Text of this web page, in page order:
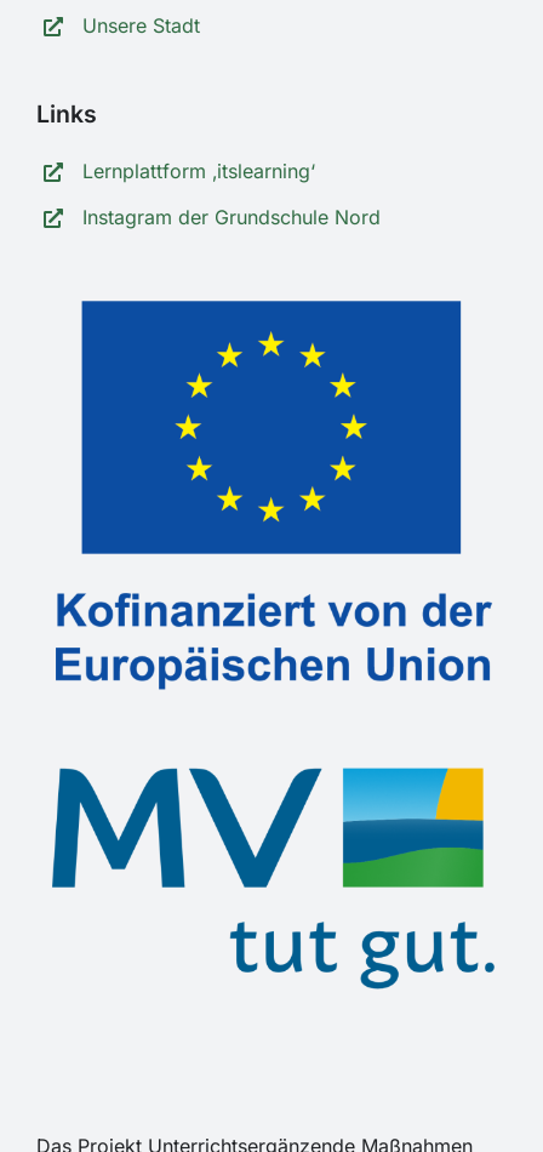
Unsere Stadt
Links
Lernplattform ‚itslearning‘
Instagram der Grundschule Nord
Das Projekt Unterrichtsergänzende Maßnahmen